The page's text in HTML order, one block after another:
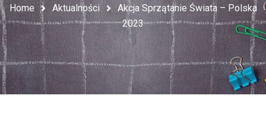
Home Aktualności
Akcja Sprzątanie Świata – Polska
2023